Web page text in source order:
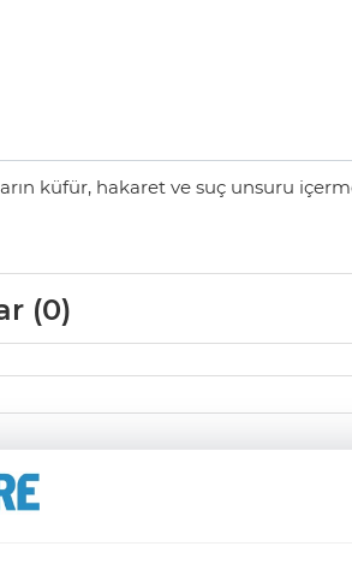
küfür, hakaret ve suç unsuru
(0)